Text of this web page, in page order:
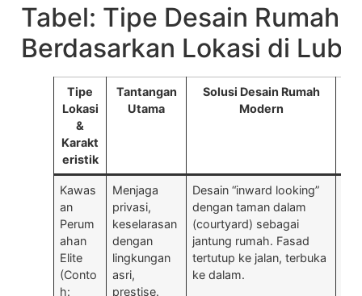
Tabel: Tipe Desain Rumah
Berdasarkan Lokasi di
Tipe
Lokasi
&
Karakt
eristik
Tantangan
Utama
Solusi Desain Rumah
Modern
Kawas
an
Perum
ahan
Elite
(Conto
h:
Menjaga
privasi,
keselarasan
dengan
lingkungan
asri,
prestise.
Desain “inward looking”
dengan taman dalam
(courtyard) sebagai
jantung rumah. Fasad
tertutup ke jalan, terbuka
ke dalam.